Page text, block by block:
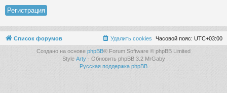
Регистрация
Список форумов Часовой пояс: UTC+03:00
Удалить cookies
Создано на основе phpBB® Forum Software © phpBB Limited
Style Arty- Обновить phpBB 3.2 MrGaby
Русская поддержка phpBB